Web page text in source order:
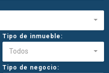
Tipo de inmueble:
Todos
Tipo de negocio: